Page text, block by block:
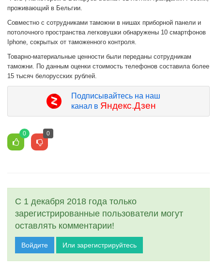
проживающий в Бельгии.
Совместно с сотрудниками таможни в нишах приборной панели и
потолочного пространства легковушки обнаружены 10 смартфонов
Iphone, сокрытых от таможенного контроля.
Товарно-материальные ценности были переданы сотрудникам
таможни. По данным оценки стоимость телефонов составила более
15 тысяч белорусских рублей.
Подписывайтесь на наш
канал в Яндекс.Дзен
0 0
С 1 декабря 2018 года только
зарегистрированные пользователи могут
оставлять комментарии!
Войдите Или зарегистрируйтесь